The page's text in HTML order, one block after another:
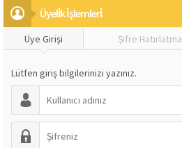
Üyeli̇k İşlemleri̇
Üye Girişi Şifre Hatırlatma
Lütfen giriş bilgilerinizi yazınız.